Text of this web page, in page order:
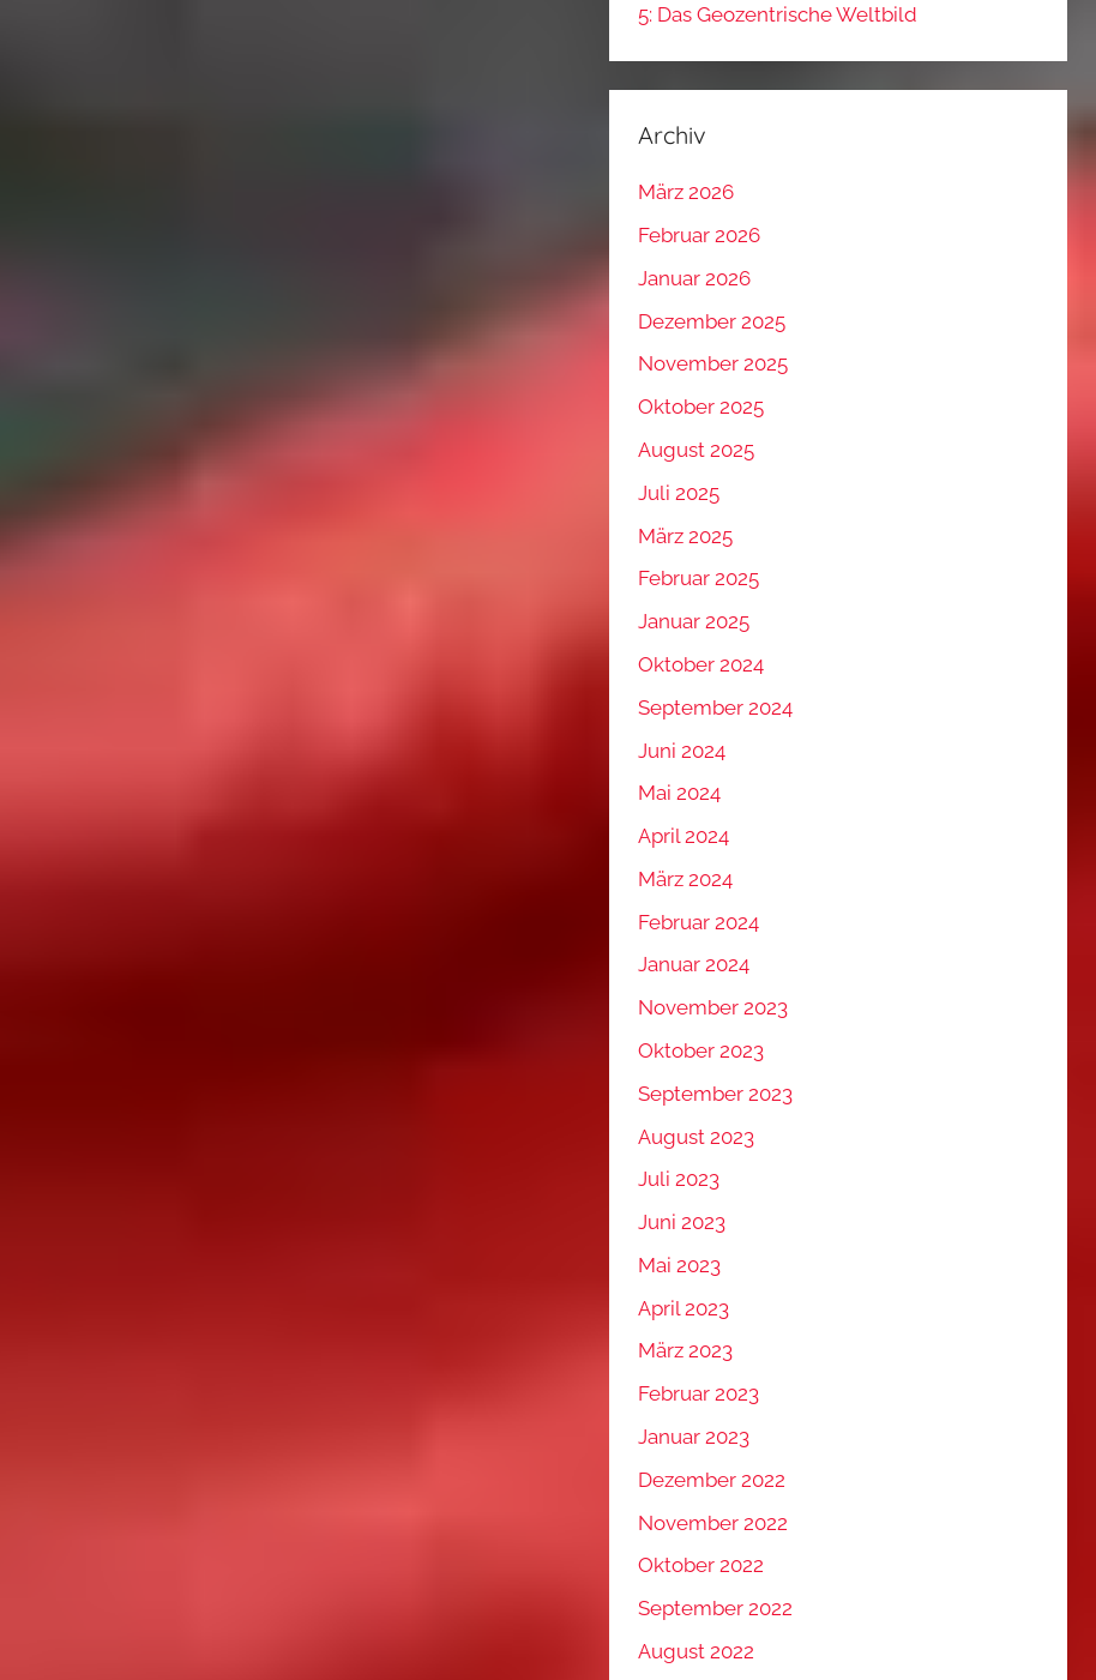
5: Das Geozentrische Weltbild
Archiv
März 2026
Februar 2026
Januar 2026
Dezember 2025
November 2025
Oktober 2025
August 2025
Juli 2025
März 2025
Februar 2025
Januar 2025
Oktober 2024
September 2024
Juni 2024
Mai 2024
April 2024
März 2024
Februar 2024
Januar 2024
November 2023
Oktober 2023
September 2023
August 2023
Juli 2023
Juni 2023
Mai 2023
April 2023
März 2023
Februar 2023
Januar 2023
Dezember 2022
November 2022
Oktober 2022
September 2022
August 2022